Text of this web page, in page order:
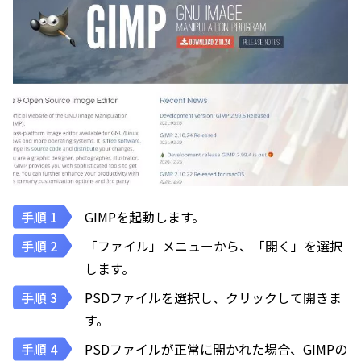
GIMPを起動します。
「ファイル」メニューから、「開く」を選択
します。
PSDファイルを選択し、クリックして開きま
す。
PSDファイルが正常に開かれた場合、GIMPの